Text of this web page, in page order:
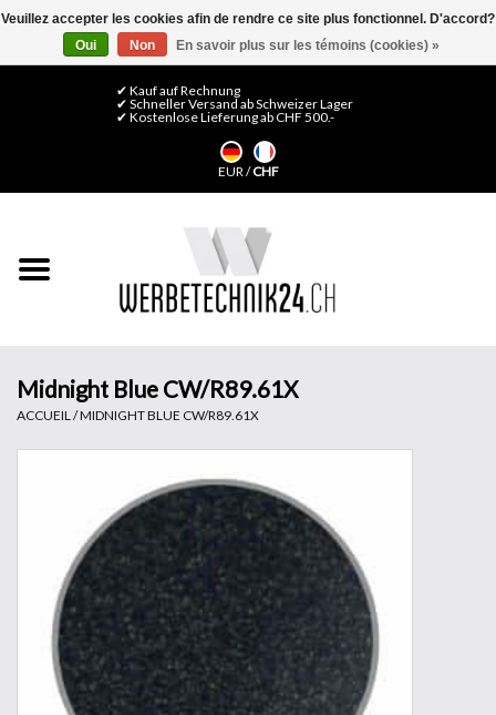
0 Articles - CHF 0,00
✔ Kauf auf Rechnung
✔ Schneller Versand ab Schweizer Lager
✔ Kostenlose Lieferung ab CHF 500.-
EUR/CHF
Films de décoration
Finitions & Montage
Outillage
Technique
Midnight Blue CW/R89.61X
ACCUEIL /MIDNIGHT BLUE CW/R89.61X
Veuillez accepter les cookies afin de rendre ce site plus fonctionnel. D'accord?
Oui
Non En savoir plus sur les témoins (cookies) »